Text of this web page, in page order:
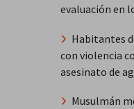
evaluación en
Habitantes
con violencia
asesinato de
Musulmán